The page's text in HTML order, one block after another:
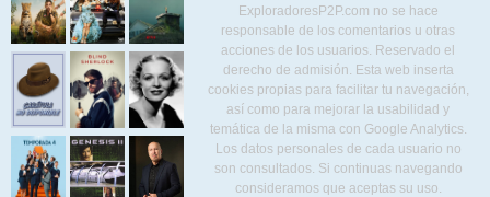
ExploradoresP2P.com no se hace
responsable de los comentarios u otras
acciones de los usuarios. Reservado el
derecho de admisión. Esta web inserta
cookies propias para facilitar tu navegación,
así como para mejorar la usabilidad y
temática de la misma con Google Analytics.
Los datos personales de cada usuario no
son consultados. Si continuas navegando
consideramos que aceptas su uso.